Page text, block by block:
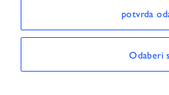
potvrda
Odaberi